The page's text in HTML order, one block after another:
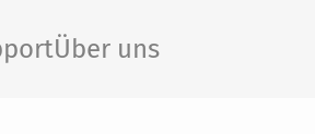
Über uns